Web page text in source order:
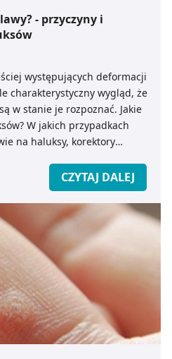
- przyczyny i
występujących deformacji
charakterystyczny wygląd, że
w stanie je rozpoznać. Jakie
W jakich przypadkach
na haluksy, korektory
Poznaj też domowe
silny ból i dyskomfort
palucha koślawego!
CZYTAJ DALEJ